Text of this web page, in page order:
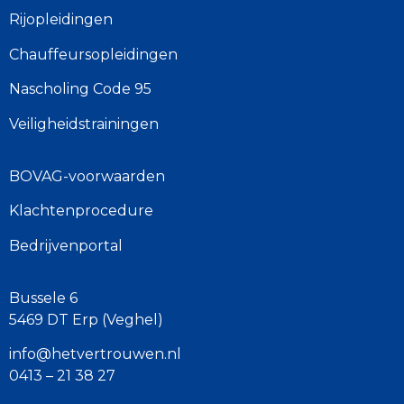
Rijopleidingen
Chauffeursopleidingen
Nascholing Code 95
Veiligheidstrainingen
BOVAG-voorwaarden
Klachtenprocedure
Bedrijvenportal
Bussele 6
5469 DT Erp (Veghel)
info@hetvertrouwen.nl
0413 – 21 38 27